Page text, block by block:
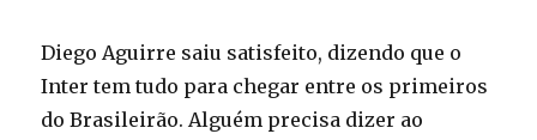
Diego Aguirre saiu satisfeito, dizendo que o
Inter tem tudo para chegar entre os primeiros
do Brasileirão. Alguém precisa dizer ao